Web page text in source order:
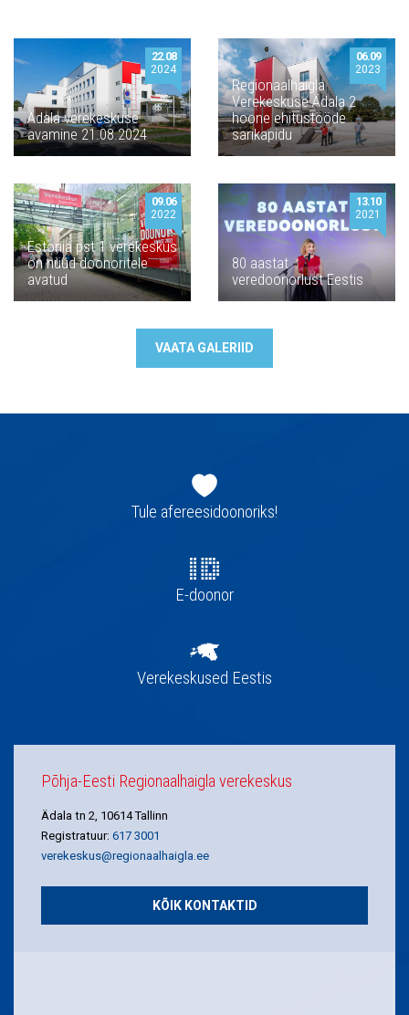
Ädala verekeskuse
avamine 21.08.2024
22.08
2024
Regionaalhaigla
Verekeskuse Ädala 2
hoone ehitustööde
sarikapidu
06.09
2023
Estonia pst 1 verekeskus
on nüüd doonoritele
avatud
09.06
2022
80 aastat
veredoonorlust Eestis
13.10
2021
VAATA GALERIID
navigatsioonTule afereesidoonoriks!
E-doonor
Verekeskused Eestis
Põhja-Eesti Regionaalhaigla verekeskus
Ädala tn 2, 10614 Tallinn
Registratuur: 617 3001
verekeskus@regionaalhaigla.ee
KÕIK KONTAKTID